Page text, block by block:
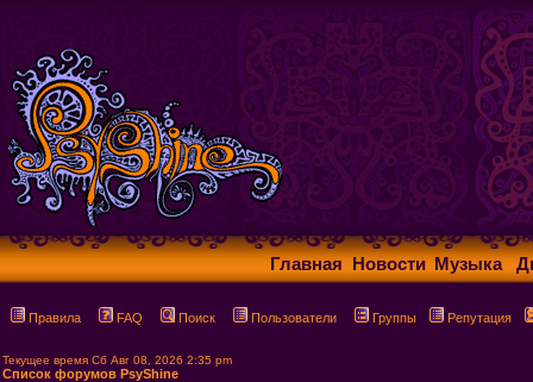
Главная Новости Музыка
Правила FAQ Поиск Пользователи Группы Репутация
Текущее время Сб Авг 08, 2026 2:35 pm
Список форумов PsyShine